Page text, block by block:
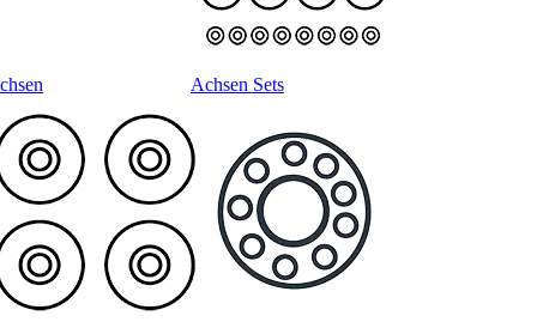
Achsen Sets